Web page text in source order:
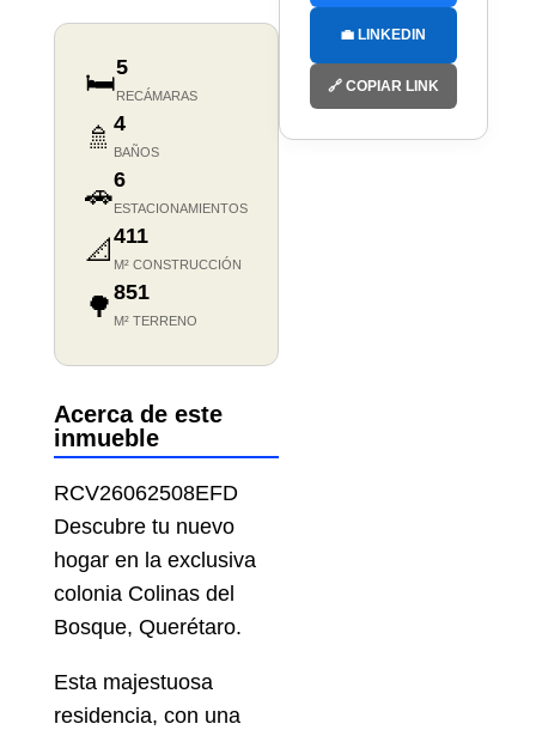
🛏️5
RECÁMARAS
🚿 4
BAÑOS
🚗6
ESTACIONAMIENTOS
📐 411
M² CONSTRUCCIÓN
🌳 851
M² TERRENO
Acerca de este
inmueble
RCV26062508EFD
Descubre tu nuevo
hogar en la exclusiva
colonia Colinas del
Bosque, Querétaro.
Esta majestuosa
residencia, con una
💼 LINKEDIN
🔗 COPIAR LINK